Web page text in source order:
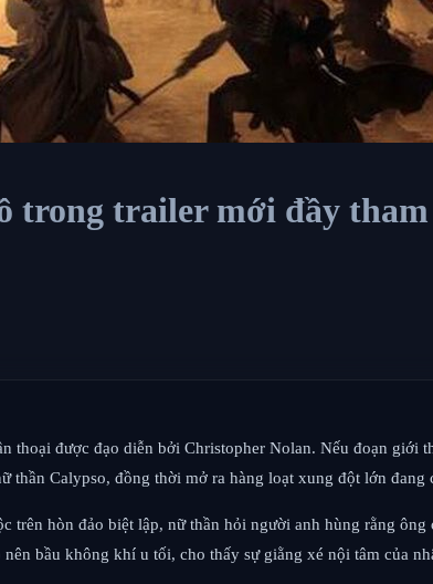
trailer mới đầy tham
thoại được đạo diễn bởi Christopher Nolan. Nếu đoạn
thần Calypso, đồng thời mở ra hàng loạt xung đột lớn
trên hòn đảo biệt lập, nữ thần hỏi người anh hùng rằng
bầu không khí u tối, cho thấy sự giằng xé nội tâm của